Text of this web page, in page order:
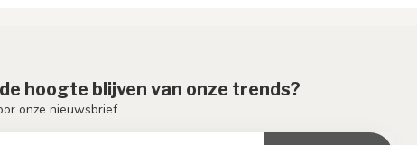
hoogte blijven van onze trends?
onze nieuwsbrief